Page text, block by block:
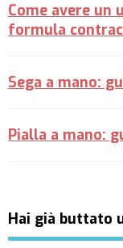
Come avere un
formula
Sega a mano:
Pialla a mano:
Hai già buttato